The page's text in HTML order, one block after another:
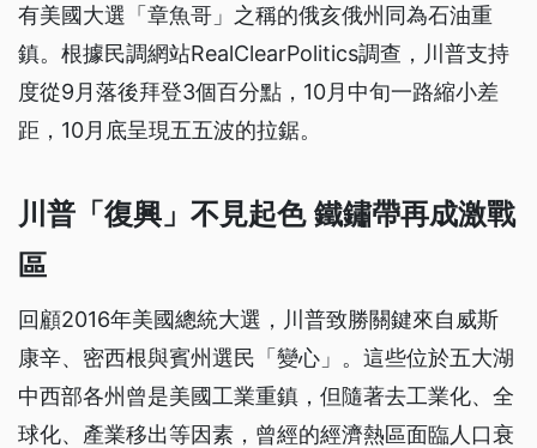
有美國大選「章魚哥」之稱的俄亥俄州同為石油重
鎮。根據民調網站RealClearPolitics調查，川普支持
度從9月落後拜登3個百分點，10月中旬一路縮小差
距，10月底呈現五五波的拉鋸。
川普「復興」不見起色 鐵鏽帶再成激戰
區
回顧2016年美國總統大選，川普致勝關鍵來自威斯
康辛、密西根與賓州選民「變心」。這些位於五大湖
中西部各州曾是美國工業重鎮，但隨著去工業化、全
球化、產業移出等因素，曾經的經濟熱區面臨人口衰